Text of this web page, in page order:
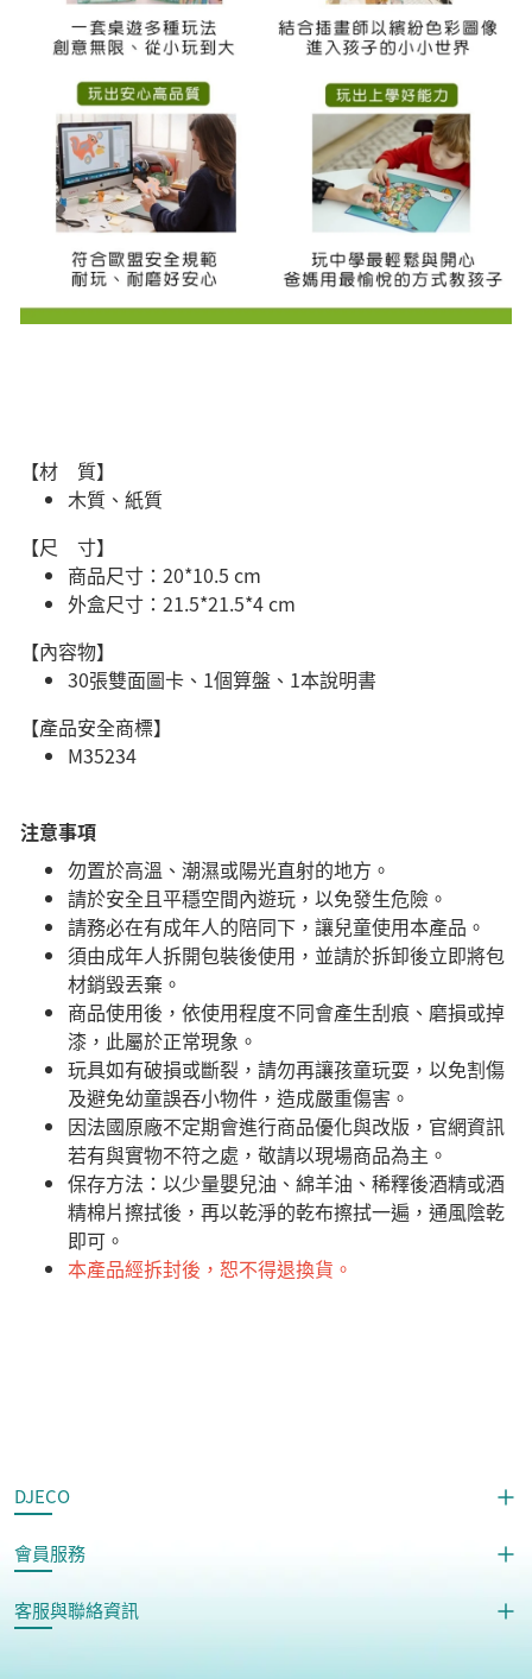
【材 質】
木質、紙質
【尺 寸】
商品尺寸：20*10.5 cm
外盒尺寸：21.5*21.5*4 cm
【內容物】
30張雙面圖卡、1個算盤、1本說明書
【產品安全商標】
M35234
注意事項
勿置於高溫、潮濕或陽光直射的地方。
請於安全且平穩空間內遊玩，以免發生危險。​
請務必在有成年人的陪同下，讓兒童使用本產品。
須由成年人拆開包裝後使用，並請於拆卸後立即將包
材銷毀丟棄。
商品使用後，依使用程度不同會產生刮痕、磨損或掉
漆，此屬於正常現象。
玩具如有破損或斷裂，請勿再讓孩童玩耍，以免割傷
及避免幼童誤吞小物件，造成嚴重傷害。
因法國原廠不定期會進行商品優化與改版，官網資訊
若有與實物不符之處，敬請以現場商品為主。
​保存方法：以少量嬰兒油、綿羊油、稀釋後酒精或酒
精棉片擦拭後，再以乾淨的乾布擦拭一遍，通風陰乾
即可。
本產品經拆封後，恕不得退換貨。
DJECO
會員服務
客服與聯絡資訊